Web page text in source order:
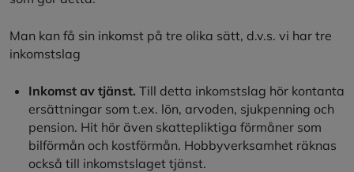
Man kan få sin inkomst på tre olika sätt, d.v.s. vi har tre
inkomstslag
Inkomst av tjänst. Till detta inkomstslag hör kontanta
ersättningar som t.ex. lön, arvoden, sjukpenning och
pension. Hit hör även skattepliktiga förmåner som
bilförmån och kostförmån. Hobbyverksamhet räknas
också till inkomstslaget tjänst.